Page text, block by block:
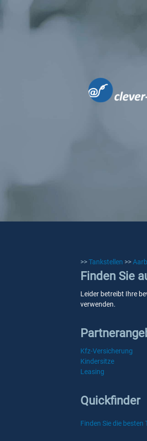
>>Tankstellen >>
Finden Sie
Leider betreibt Ihre
verwenden.
Kfz-Versicherung
Kindersitze
Leasing
Quickfinder
Finden Sie die besten